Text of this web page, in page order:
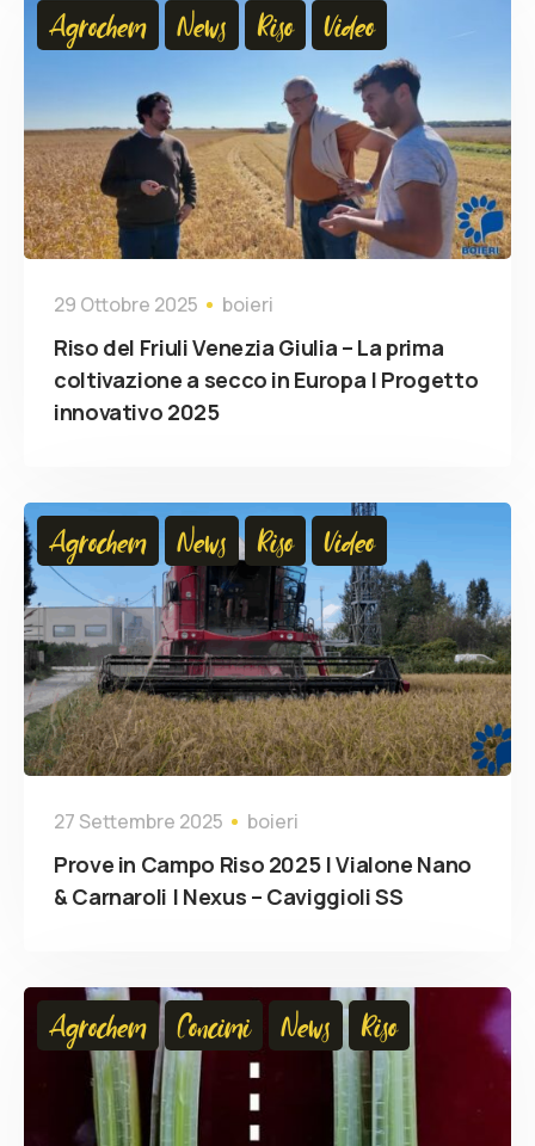
Agrochem News Riso Video
29 Ottobre 2025 boieri
Riso del Friuli Venezia Giulia – La prima
coltivazione a secco in Europa | Progetto
innovativo 2025
Agrochem News Riso Video
27 Settembre 2025 boieri
Prove in Campo Riso 2025 | Vialone Nano
& Carnaroli | Nexus – Caviggioli SS
Agrochem Concimi News Riso